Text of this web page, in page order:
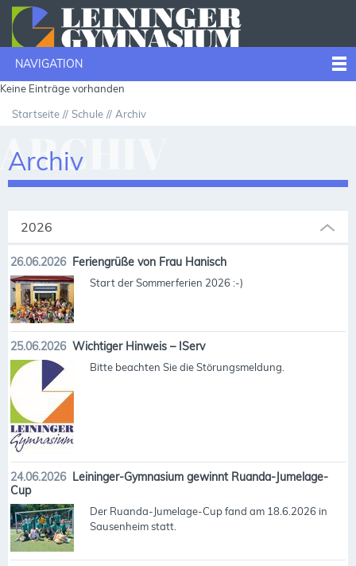
NAVIGATION
Keine Einträge vorhanden
Startseite Schule Archiv
Archiv
2026
26.06.2026 Feriengrüße von Frau Hanisch
Start der Sommerferien 2026 :-)
25.06.2026 Wichtiger Hinweis – IServ
Bitte beachten Sie die Störungsmeldung.
24.06.2026 Leininger-Gymnasium gewinnt Ruanda-Jumelage-
Cup
Der Ruanda-Jumelage-Cup fand am 18.6.2026 in
Sausenheim statt.